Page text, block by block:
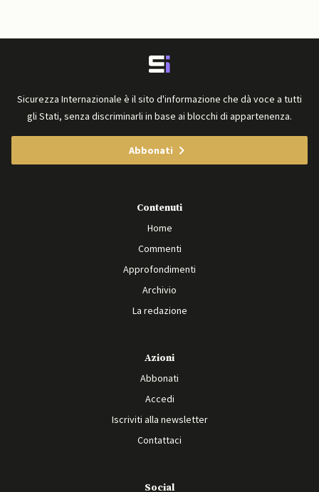
Sicurezza Internazionale è il sito d'informazione che dà voce a tutti
gli Stati, senza discriminarli in base ai blocchi di appartenenza.
Abbonati
Contenuti
Home
Commenti
Approfondimenti
Archivio
La redazione
Azioni
Abbonati
Accedi
Iscriviti alla newsletter
Contattaci
Social